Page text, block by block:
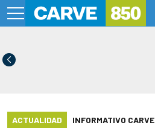
ACTUALIDAD INFORMATIVO CARVE